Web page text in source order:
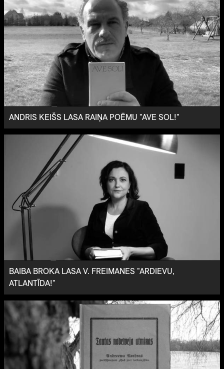
ANDRIS KEIŠS LASA RAIŅA POĒMU "AVE SOL!"
BAIBA BROKA LASA V. FREIMANES "ARDIEVU,
ATLANTĪDA!"